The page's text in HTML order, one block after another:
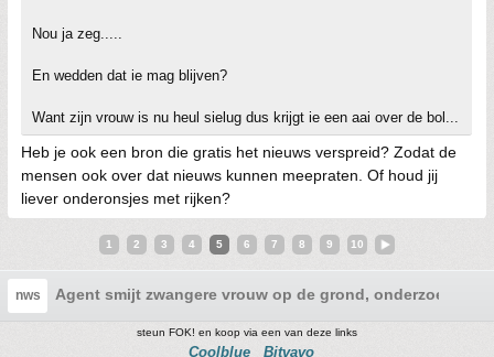
Nou ja zeg.....
En wedden dat ie mag blijven?
Want zijn vrouw is nu heul sielug dus krijgt ie een aai over de bol...
Heb je ook een bron die gratis het nieuws verspreid? Zodat de
mensen ook over dat nieuws kunnen meepraten. Of houd jij
liever onderonsjes met rijken?
1 2 3 4 5 6 7 8 9 10
nws Agent smijt zwangere vrouw op de grond, onderzoek
steun FOK! en koop via een van deze links
Coolblue Bitvavo